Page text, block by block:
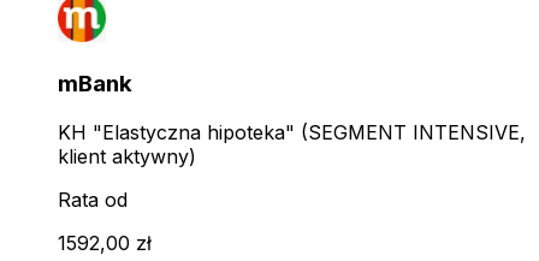
mBank
KH "Elastyczna hipoteka" (SEGMENT INTENSIVE,
klient aktywny)
Rata od
1592,00 zł